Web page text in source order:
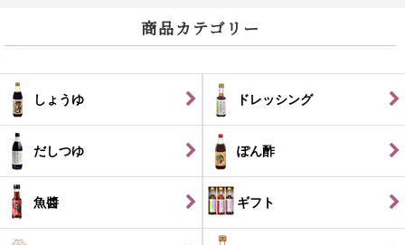
商品カテゴリー
しょうゆ ドレッシング
だしつゆ ぽん酢
魚醬 ギフト